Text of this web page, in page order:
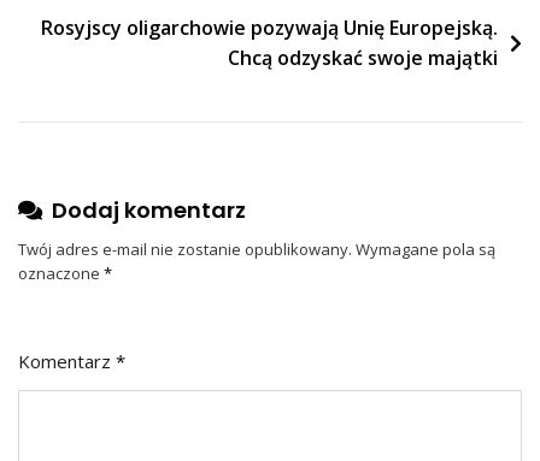
Rosyjscy oligarchowie pozywają Unię Europejską.
Chcą odzyskać swoje majątki
Dodaj komentarz
Twój adres e-mail nie zostanie opublikowany. Wymagane pola są
oznaczone *
Komentarz *